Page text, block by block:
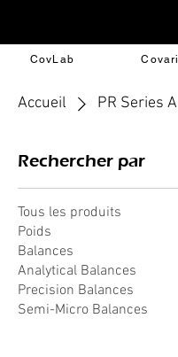
CovLab
Accueil PR Series
Rechercher par
Tous les produits
Poids
Balances
Analytical Balances
Precision Balances
Semi-Micro Balances